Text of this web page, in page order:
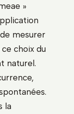
»
mesurer
choix du
naturel.
la